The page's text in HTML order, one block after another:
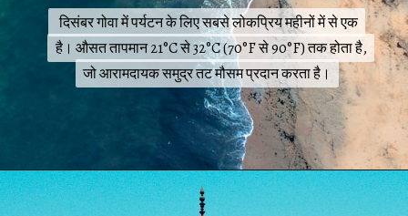
दिसंबर गोवा में पर्यटन के लिए सबसे लोकप्रिय महीनों में से एक
है। औसत तापमान 21°C से 32°C (70°F से 90°F) तक होता है,
जो आरामदायक समुद्र तट मौसम प्रदान करता है।
दिसंबर गोवा में पर्यटन के लिए सबसे लोकप्रिय महीनों में से एक
है। औसत तापमान 21°C से 32°C (70°F से 90°F) तक होता है,
जो आरामदायक समुद्र तट मौसम प्रदान करता है।